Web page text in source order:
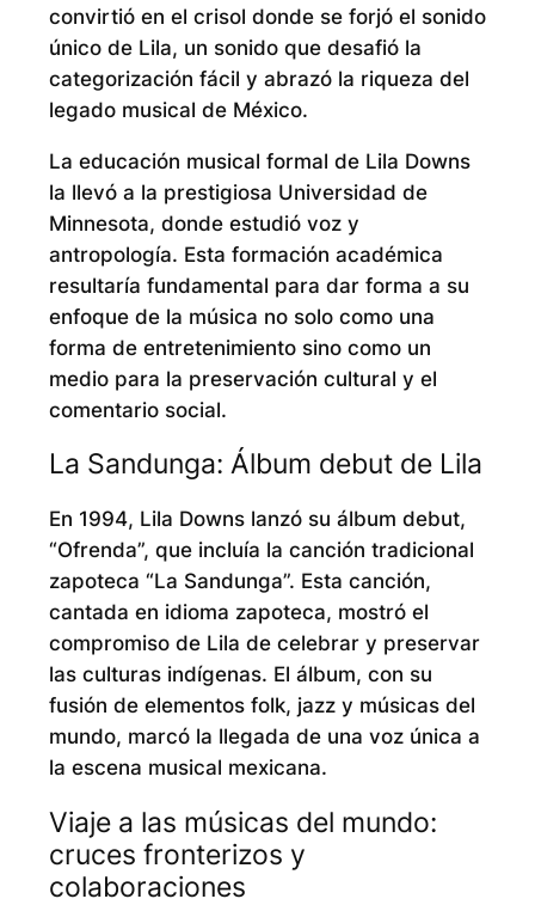
convirtió en el crisol donde se forjó el sonido
único de Lila, un sonido que desafió la
categorización fácil y abrazó la riqueza del
legado musical de México.
La educación musical formal de Lila Downs
la llevó a la prestigiosa Universidad de
Minnesota, donde estudió voz y
antropología. Esta formación académica
resultaría fundamental para dar forma a su
enfoque de la música no solo como una
forma de entretenimiento sino como un
medio para la preservación cultural y el
comentario social.
La Sandunga: Álbum debut de Lila
En 1994, Lila Downs lanzó su álbum debut,
“Ofrenda”, que incluía la canción tradicional
zapoteca “La Sandunga”. Esta canción,
cantada en idioma zapoteca, mostró el
compromiso de Lila de celebrar y preservar
las culturas indígenas. El álbum, con su
fusión de elementos folk, jazz y músicas del
mundo, marcó la llegada de una voz única a
la escena musical mexicana.
Viaje a las músicas del mundo:
cruces fronterizos y
colaboraciones